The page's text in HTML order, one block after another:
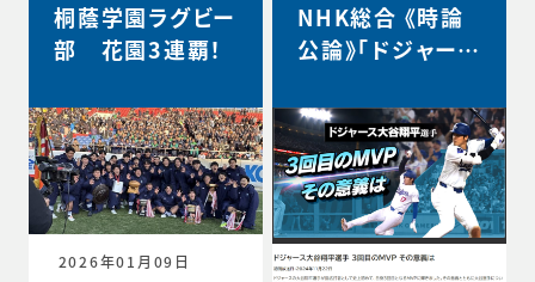
桐蔭学園ラグビー
部 花園3連覇！
2026年01月09日
NHK総合 《時論
公論》「ドジャース
回目のMVP その
意義は」